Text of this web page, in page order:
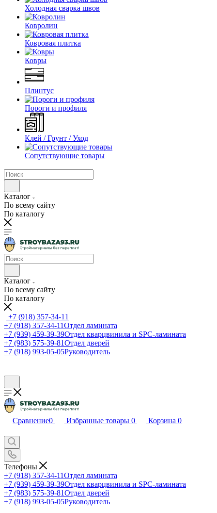
Холодная сварка швов
Ковролин
Ковровая плитка
Ковры
Плинтус
Пороги и профиля
Клей / Грунт / Уход
Сопутствующие товары
Каталог
По всему сайту
По каталогу
Каталог
По всему сайту
По каталогу
+7 (918) 357-34-11
+7 (918) 357-34-11Отдел ламината
+7 (939) 459-39-39Отдел кварцвинила и SPC-ламината
+7 (983) 575-39-81Отдел дверей
+7 (918) 993-05-05Руководитель
Сравнение0 Избранные товары 0 Корзина 0
Телефоны
+7 (918) 357-34-11Отдел ламината
+7 (939) 459-39-39Отдел кварцвинила и SPC-ламината
+7 (983) 575-39-81Отдел дверей
+7 (918) 993-05-05Руководитель